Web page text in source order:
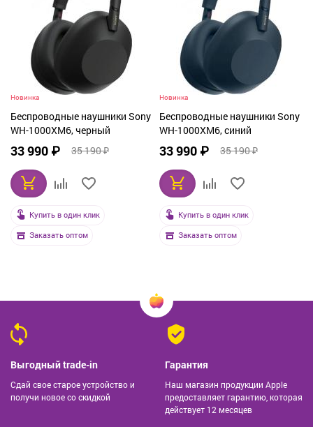
Новинка
Беспроводные наушники Sony
WH-1000XM6, черный
33 990 ₽ 35 190 ₽
Купить в один клик
Заказать оптом
Новинка
Беспроводные наушники Sony
WH-1000XM6, синий
33 990 ₽ 35 190 ₽
Купить в один клик
Заказать оптом
Выгодный trade-in
Сдай свое старое устройство и
получи новое со скидкой
Гарантия
Наш магазин продукции Apple
предоставляет гарантию, которая
действует 12 месяцев